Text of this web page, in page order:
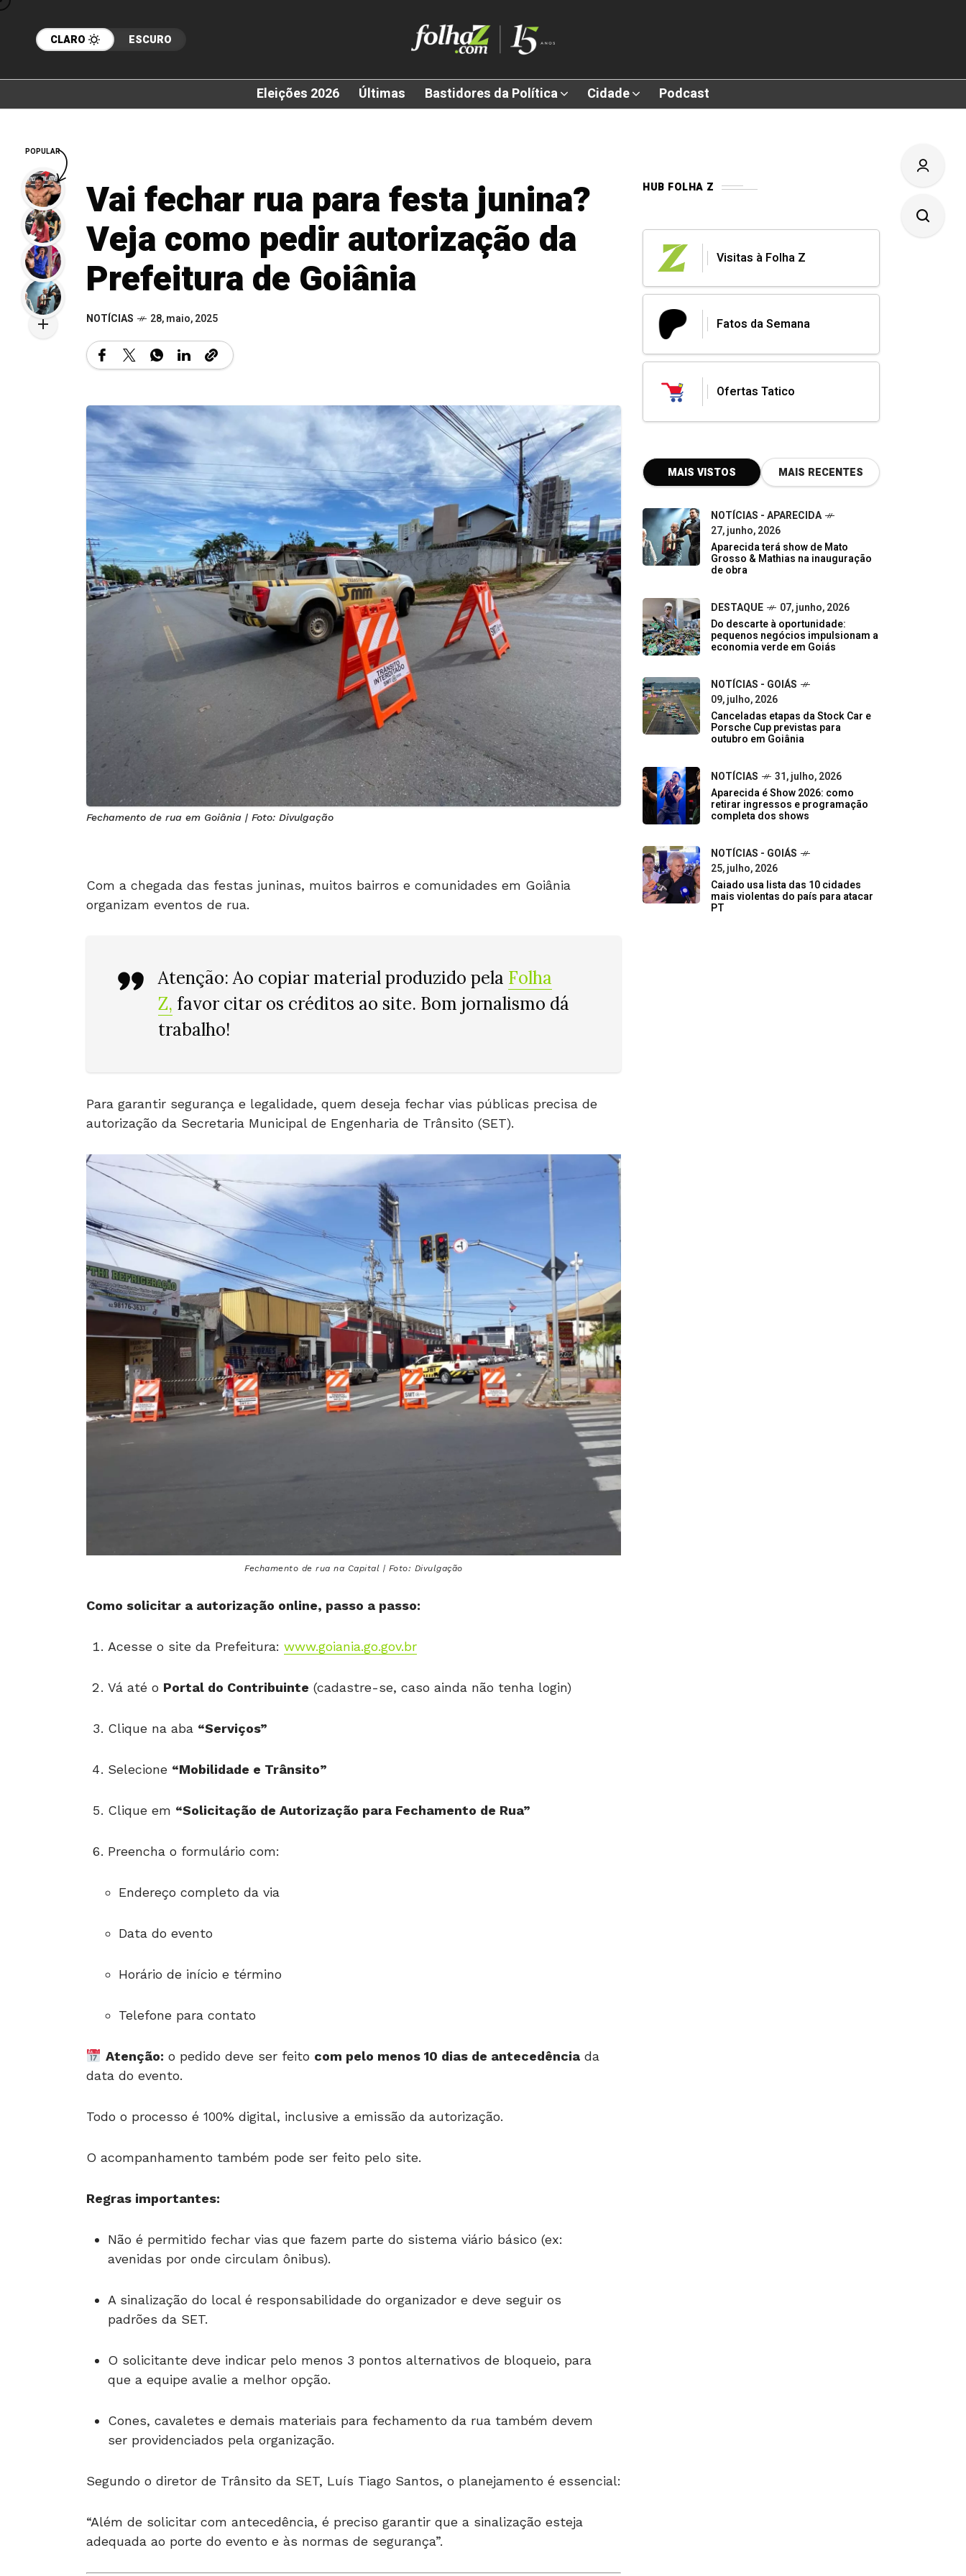
CLARO ESCURO
Eleições 2026 Últimas Bastidores da Política Cidade Podcast
Vai fechar rua para festa junina?
Veja como pedir autorização da
Prefeitura de Goiânia
NOTÍCIAS 28, maio, 2025
Fechamento de rua em Goiânia | Foto: Divulgação
Com a chegada das festas juninas, muitos bairros e comunidades em Goiânia
organizam eventos de rua.
Atenção: Ao copiar material produzido pela Folha
Z, favor citar os créditos ao site. Bom jornalismo dá
trabalho!
Para garantir segurança e legalidade, quem deseja fechar vias públicas precisa de
autorização da Secretaria Municipal de Engenharia de Trânsito (SET).
Fechamento de rua na Capital | Foto: Divulgação
Como solicitar a autorização online, passo a passo:
Acesse o site da Prefeitura: www.goiania.go.gov.br
Vá até o Portal do Contribuinte (cadastre-se, caso ainda não tenha login)
Clique na aba “Serviços”
Selecione “Mobilidade e Trânsito”
Clique em “Solicitação de Autorização para Fechamento de Rua”
Preencha o formulário com:
Endereço completo da via
Data do evento
Horário de início e término
Telefone para contato
Atenção: o pedido deve ser feito com pelo menos 10 dias de antecedênciada
data do evento.
Todo o processo é 100% digital, inclusive a emissão da autorização.
O acompanhamento também pode ser feito pelo site.
Regras importantes:
Não é permitido fechar vias que fazem parte do sistema viário básico (ex:
avenidas por onde circulam ônibus).
A sinalização do local é responsabilidade do organizador e deve seguir os
padrões da SET.
O solicitante deve indicar pelo menos 3 pontos alternativos de bloqueio, para
que a equipe avalie a melhor opção.
Cones, cavaletes e demais materiais para fechamento da rua também devem
ser providenciados pela organização.
Segundo o diretor de Trânsito da SET, Luís Tiago Santos, o planejamento é essencial:
“Além de solicitar com antecedência, é preciso garantir que a sinalização esteja
adequada ao porte do evento e às normas de segurança”.
HUB FOLHA Z
Visitas à Folha Z
Fatos da Semana
Ofertas Tatico
MAIS VISTOS MAIS RECENTES
NOTÍCIAS - APARECIDA
27, junho, 2026
Aparecida terá show de Mato
Grosso & Mathias na inauguração
de obra
DESTAQUE
07, junho, 2026
Do descarte à oportunidade:
pequenos negócios impulsionam a
economia verde em Goiás
NOTÍCIAS - GOIÁS
09, julho, 2026
Canceladas etapas da Stock Car e
Porsche Cup previstas para
outubro em Goiânia
NOTÍCIAS
31, julho, 2026
Aparecida é Show 2026: como
retirar ingressos e programação
completa dos shows
NOTÍCIAS - GOIÁS
25, julho, 2026
Caiado usa lista das 10 cidades
mais violentas do país para atacar
PT
POPULAR